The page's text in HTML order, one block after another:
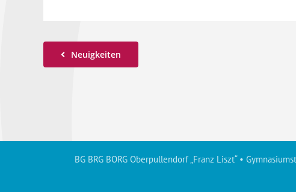
Neuigkeiten
BG BRG BORG Oberpullendorf „Franz Liszt“ •